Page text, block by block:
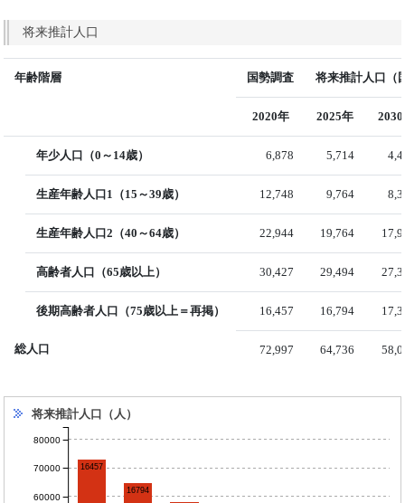
将来推計人口
年齢階層 国勢調査 将来推計人口（
2020年 2025年
年少人口（0～14歳） 6,878 5,714
生産年齢人口1（15～39歳） 12,748 9,764
生産年齢人口2（40～64歳） 22,944 19,764
高齢者人口（65歳以上） 30,427 29,494
後期高齢者人口（75歳以上＝再掲） 16,457 16,794
総人口 72,997 64,736
将来推計人口（人）
16457
16794
60000
70000
80000